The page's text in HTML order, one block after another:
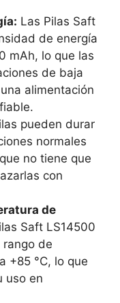
Las Pilas Saft
de energía
mAh, lo que las
de baja
alimentación
pueden durar
normales
no tiene que
con
de
Saft LS14500
de
+85 °C, lo que
uso en